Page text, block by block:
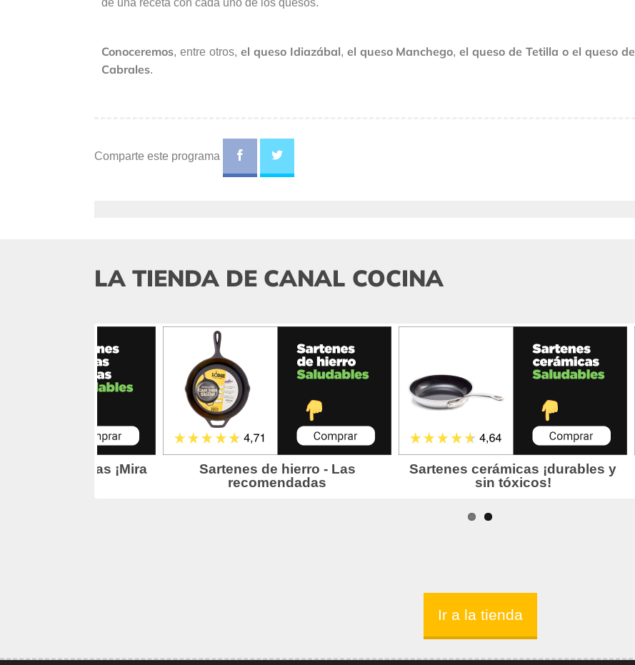
de una receta con cada uno de los quesos.
Conoceremos, entre otros, el queso Idiazábal, el queso Manchego,el queso de Tetilla o el queso de
Cabrales.
Comparte este programa
LA TIENDA DE CANAL COCINA
Ir a la tienda